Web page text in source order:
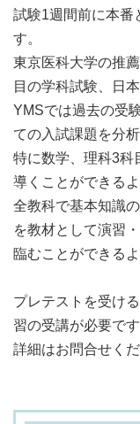
試験1週間前に本番
す。
東京医科大学の推
目の学科試験、日
YMSでは過去の受
ての入試課題を分
特に数学、理科3科
導くことができる
全教科で基本知識
を教材として演習
臨むことができる
プレテストを受け
習の受講が必要です
詳細はお問合せくだ